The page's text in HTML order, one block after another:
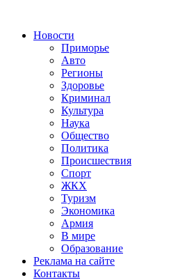
Новости
Приморье
Авто
Регионы
Здоровье
Криминал
Культура
Наука
Общество
Политика
Происшествия
Спорт
ЖКХ
Туризм
Экономика
Армия
В мире
Образование
Реклама на сайте
Контакты